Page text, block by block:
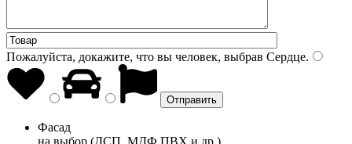
Пожалуйста, докажите, что вы человек, выбрав Сердце.
Фасад
на выбор (ДСП, МДФ ПВХ и др.)